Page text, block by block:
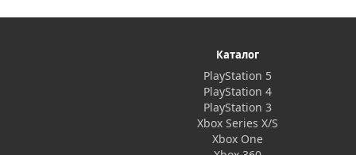
Каталог
PlayStation 5
PlayStation 4
PlayStation 3
Xbox Series X/S
Xbox One